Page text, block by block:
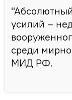
усилий –
среди
МИД РФ.